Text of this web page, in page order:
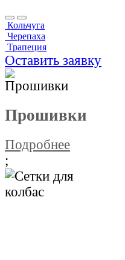
Кольчуга
Черепаха
Трапеция
Оставить заявку
Прошивки
Подробнее
;